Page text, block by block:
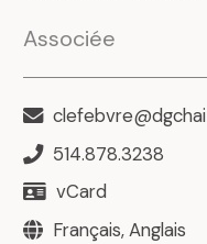
Associée
514.878.3238
vCard
Français, Anglais